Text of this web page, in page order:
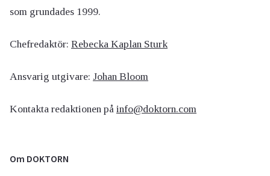
som grundades 1999.
Chefredaktör: Rebecka Kaplan Sturk
Ansvarig utgivare: Johan Bloom
Kontakta redaktionen på info@doktorn.com
Om DOKTORN